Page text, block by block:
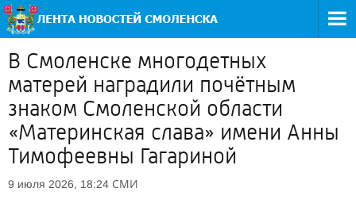
В Смоленске многодетных
матерей наградили почётным
знаком Смоленской области
«Материнская слава» имени Анны
Тимофеевны Гагариной
9 июля 2026, 18:24 СМИ